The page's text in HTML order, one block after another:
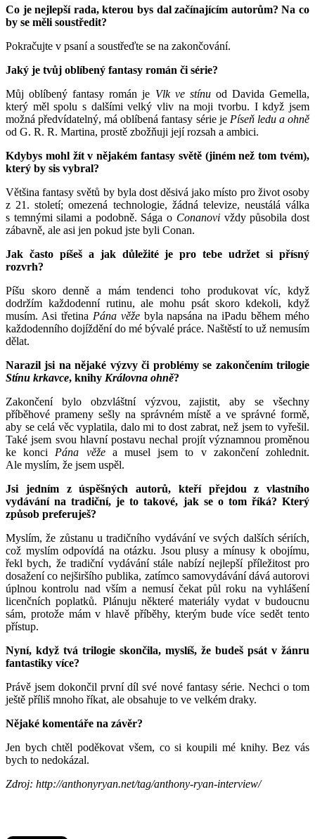
Co je nejlepší rada, kterou bys dal začínajícím autorům? Na co
by se měli soustředit?
Pokračujte v psaní a soustřeďte se na zakončování.
Jaký je tvůj oblíbený fantasy román či série?
Můj oblíbený fantasy román je Vlk ve stínuod Davida Gemella,
který měl spolu s dalšími velký vliv na moji tvorbu. I když jsem
možná předvídatelný, má oblíbená fantasy série je Píseň ledu a ohně
od G. R. R. Martina, prostě zbožňuji její rozsah a ambici.
Kdybys mohl žít v nějakém fantasy světě (jiném než tom tvém),
který by sis vybral?
Většina fantasy světů by byla dost děsivá jako místo pro život osoby
z 21. století; omezená technologie, žádná televize, neustálá válka
s temnými silami a podobně. Sága o Conanovivždy působila dost
zábavně, ale asi jen pokud jste byli Conan.
Jak často píšeš a jak důležité je pro tebe udržet si přísný
rozvrh?
Píšu skoro denně a mám tendenci toho produkovat víc, když
dodržím každodenní rutinu, ale mohu psát skoro kdekoli, když
musím. Asi třetina Pána věžebyla napsána na iPadu během mého
každodenního dojíždění do mé bývalé práce. Naštěstí to už nemusím
dělat.
Narazil jsi na nějaké výzvy či problémy se zakončením trilogie
Stínu krkavce, knihy Královna ohně?
Zakončení bylo obzvláštní výzvou, zajistit, aby se všechny
příběhové prameny sešly na správném místě a ve správné formě,
aby se celá věc vyplatila, dalo mi to dost zabrat, než jsem to vyřešil.
Také jsem svou hlavní postavu nechal projít významnou proměnou
ke konci Pána věžea musel jsem to v zakončení zohlednit.
Ale myslím, že jsem uspěl.
Jsi jedním z úspěšných autorů, kteří přejdou z vlastního
vydávání na tradiční, je to takové, jak se o tom říká? Který
způsob preferuješ?
Myslím, že zůstanu u tradičního vydávání ve svých dalších sériích,
což myslím odpovídá na otázku. Jsou plusy a mínusy k obojímu,
řekl bych, že tradiční vydávání stále nabízí nejlepší příležitost pro
dosažení co nejširšího publika, zatímco samovydávání dává autorovi
úplnou kontrolu nad vším a nemusí čekat půl roku na vyhlášení
licenčních poplatků. Plánuju některé materiály vydat v budoucnu
sám, protože mám v hlavě příběhy, kterým bude více sedět tento
přístup.
Nyní, když tvá trilogie skončila, myslíš, že budeš psát v žánru
fantastiky více?
Právě jsem dokončil první díl své nové fantasy série. Nechci o tom
ještě příliš mnoho říkat, ale obsahuje to ve velkém draky.
Nějaké komentáře na závěr?
Jen bych chtěl poděkovat všem, co si koupili mé knihy. Bez vás
bych to nedokázal.
Zdroj: http://anthonyryan.net/tag/anthony-ryan-interview/